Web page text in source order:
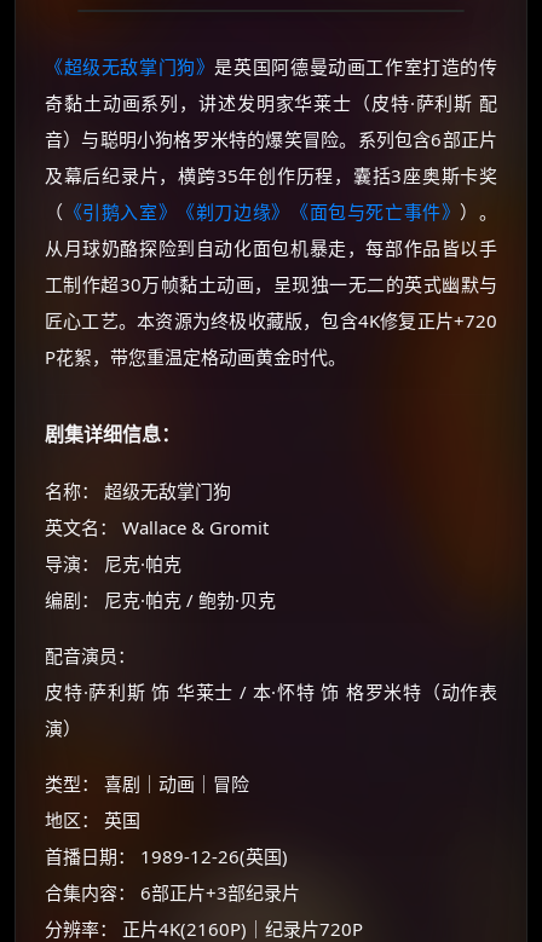
《超级无敌掌门狗》是英国阿德曼动画工作室打造的传
奇黏土动画系列，讲述发明家华莱士（皮特·萨利斯 配
音）与聪明小狗格罗米特的爆笑冒险。系列包含6部正片
及幕后纪录片，横跨35年创作历程，囊括3座奥斯卡奖
（ 《引鹅入室》 《剃刀边缘》 《面包与死亡事件》）。
从月球奶酪探险到自动化面包机暴走，每部作品皆以手
工制作超30万帧黏土动画，呈现独一无二的英式幽默与
匠心工艺。本资源为终极收藏版，包含4K修复正片+720
P花絮，带您重温定格动画黄金时代。
剧集详细信息：
名称： 超级无敌掌门狗
英文名： Wallace & Gromit
导演： 尼克·帕克
编剧： 尼克·帕克 / 鲍勃·贝克
配音演员：
皮特·萨利斯 饰 华莱士 / 本·怀特 饰 格罗米特（动作表
演）
类型： 喜剧｜动画｜冒险
地区： 英国
首播日期： 1989-12-26(英国)
合集内容： 6部正片+3部纪录片
分辨率： 正片4K(2160P)｜纪录片720P